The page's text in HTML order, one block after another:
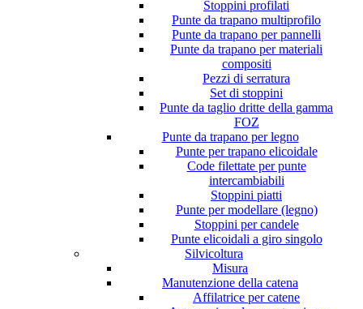
Stoppini profilati
Punte da trapano multiprofilo
Punte da trapano per pannelli
Punte da trapano per materiali
compositi
Pezzi di serratura
Set di stoppini
Punte da taglio dritte della gamma
FOZ
Punte da trapano per legno
Punte per trapano elicoidale
Code filettate per punte
intercambiabili
Stoppini piatti
Punte per modellare (legno)
Stoppini per candele
Punte elicoidali a giro singolo
Silvicoltura
Misura
Manutenzione della catena
Affilatrice per catene